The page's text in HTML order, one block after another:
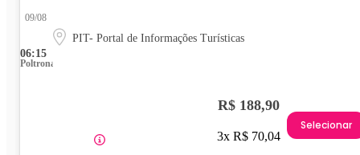
06:15
09/08
PIT- Portal de Informações Turísticas
Poltrona
R$ 188,90
3x R$ 70,04
Selecionar